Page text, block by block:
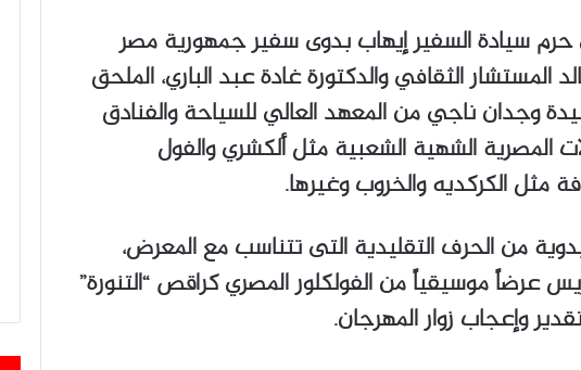
حرم سيادة السفير إيهاب بدوى سفير جمهورية مصر
المستشار الثقافي والدكتورة غادة عبد الباري، الملحق
وجدان ناجي من المعهد العالي للسياحة والفنادق
المصرية الشهية الشعبية مثل ألكشري والفول
مثل الكركديه والخروب وغيرها.
من الحرف التقليدية التى تتناسب مع المعرض،
عرضاً موسيقياً من الفولكلور المصري كراقص “التنورة”
وإعجاب زوار المهرجان.